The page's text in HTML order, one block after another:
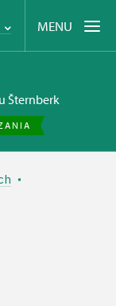
MENU
Šternberk